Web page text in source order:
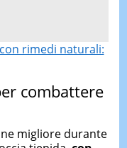
rimedi naturali:
combattere
migliore durante